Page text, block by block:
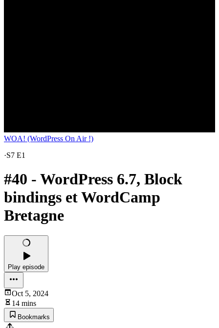
WOA! (WordPress On Air !)
·S7 E1
#40 - WordPress 6.7, Block
bindings et WordCamp
Bretagne
Play episode
Oct 5, 2024
14 mins
Bookmarks